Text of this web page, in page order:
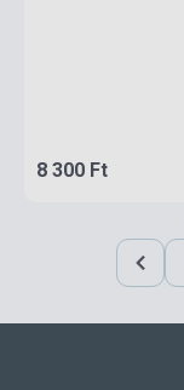
8 300 Ft